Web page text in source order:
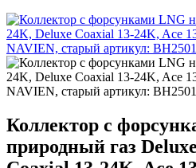
Коллектор с
природный газ